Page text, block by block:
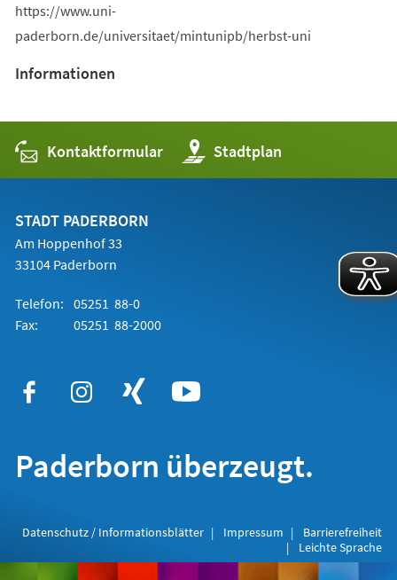
https://www.uni-
paderborn.de/universitaet/mintunipb/herbst-uni
Informationen
Kontaktformular Stadtplan
(Öffnet
in
einem
STADT PADERBORN
Am Hoppenhof 33
33104 Paderborn
Telefon: 05251 88-0
Fax:
05251 88-2000
Paderborn überzeugt.
Datenschutz / Informationsblätter Impressum
Barrierefreiheit
Leichte Sprache